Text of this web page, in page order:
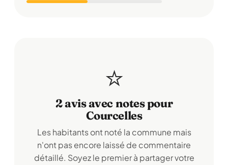
⭐
2 avis avec notes pour
Courcelles
Les habitants ont noté la commune mais
n'ont pas encore laissé de commentaire
détaillé. Soyez le premier à partager votre